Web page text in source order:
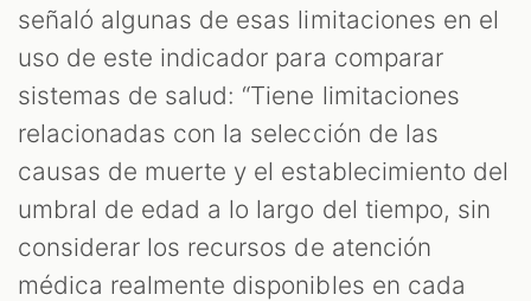
señaló algunas de esas limitaciones en el
uso de este indicador para comparar
sistemas de salud: “Tiene limitaciones
relacionadas con la selección de las
causas de muerte y el establecimiento del
umbral de edad a lo largo del tiempo, sin
considerar los recursos de atención
médica realmente disponibles en cada